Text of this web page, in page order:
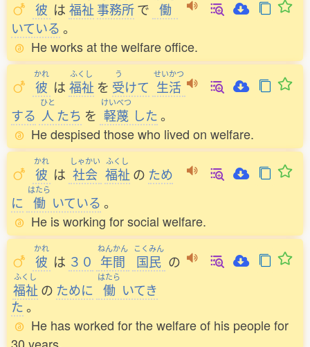
彼 は 福祉事務所で 働
いている 。
He works at the welfare office.
かれ
彼 は
ふくし
福祉 を
う
受けて
せいかつ
生活
する
ひと
人 たち を
けいべつ
軽蔑 した 。
He despised those who lived on welfare.
かれ
彼 は
しゃかい
社会
ふくし
福祉 の ため
に
はたら
働 いている 。
He is working for social welfare.
かれ
彼 は ３０
ねんかん
年間
こくみん
国民 の
ふくし
福祉 の ために
はたら
働 いてき
た。
He has worked for the welfare of his people for